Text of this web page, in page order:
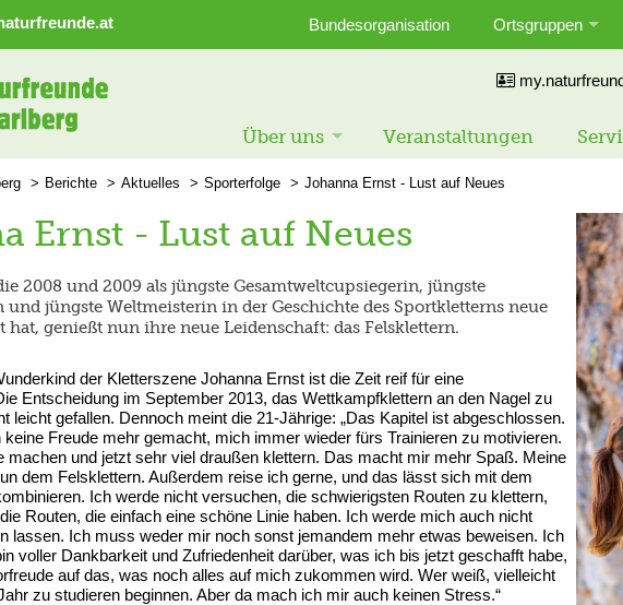
Bundesorganisation Ortsgruppen
Über uns Veranstaltungen
Berichte Aktuelles Sporterfolge Johanna Ernst - Lust auf Neues
Ernst - Lust auf Neues
2008 und 2009 als jüngste Gesamtweltcupsiegerin, jüngste
und jüngste Weltmeisterin in der Geschichte des Sportkletterns neue
hat, genießt nun ihre neue Leidenschaft: das Felsklettern.
der Kletterszene Johanna Ernst ist die Zeit reif für eine
Entscheidung im September 2013, das Wettkampfklettern an den Nagel zu
leicht gefallen. Dennoch meint die 21-Jährige: „Das Kapitel ist abgeschlossen.
keine Freude mehr gemacht, mich immer wieder fürs Trainieren zu motivieren.
machen und jetzt sehr viel draußen klettern. Das macht mir mehr Spaß. Meine
dem Felsklettern. Außerdem reise ich gerne, und das lässt sich mit dem
Ich werde nicht versuchen, die schwierigsten Routen zu klettern,
Routen, die einfach eine schöne Linie haben. Ich werde mich auch nicht
lassen. Ich muss weder mir noch sonst jemandem mehr etwas beweisen. Ich
voller Dankbarkeit und Zufriedenheit darüber, was ich bis jetzt geschafft habe,
auf das, was noch alles auf mich zukommen wird. Wer weiß, vielleicht
zu studieren beginnen. Aber da mach ich mir auch keinen Stress.“